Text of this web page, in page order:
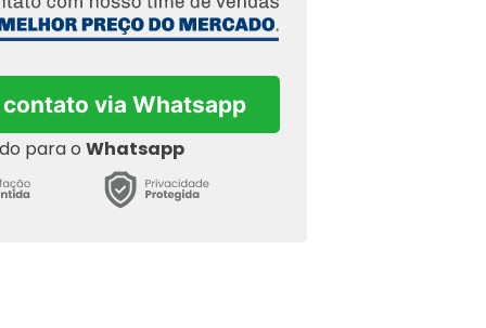
via Whatsapp
para o Whatsapp